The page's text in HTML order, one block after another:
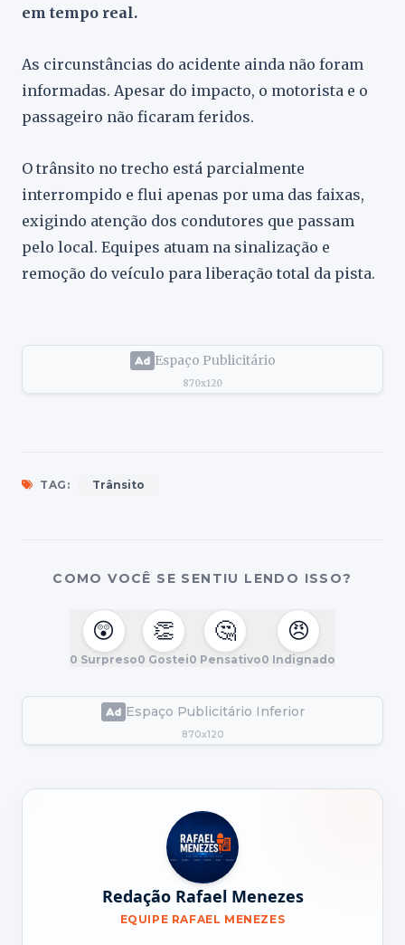
em tempo real.
As circunstâncias do acidente ainda não foram
informadas. Apesar do impacto, o motorista e o
passageiro não ficaram feridos.
O trânsito no trecho está parcialmente
interrompido e flui apenas por uma das faixas,
exigindo atenção dos condutores que passam
pelo local. Equipes atuam na sinalização e
remoção do veículo para liberação total da pista.
Espaço Publicitário
870x120
TAG: Trânsito
COMO VOCÊ SE SENTIU LENDO ISSO?
😲
0 Surpreso
👏
0 Gostei
🤔
0 Pensativo
😠
0 Indignado
Espaço Publicitário Inferior
870x120
Redação Rafael Menezes
EQUIPE RAFAEL MENEZES